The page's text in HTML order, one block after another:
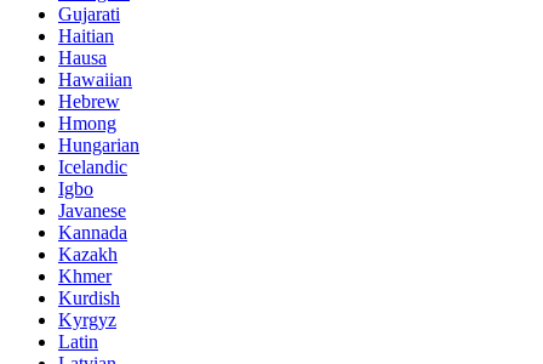
Gujarati
Haitian
Hausa
Hawaiian
Hebrew
Hmong
Hungarian
Icelandic
Igbo
Javanese
Kannada
Kazakh
Khmer
Kurdish
Kyrgyz
Latin